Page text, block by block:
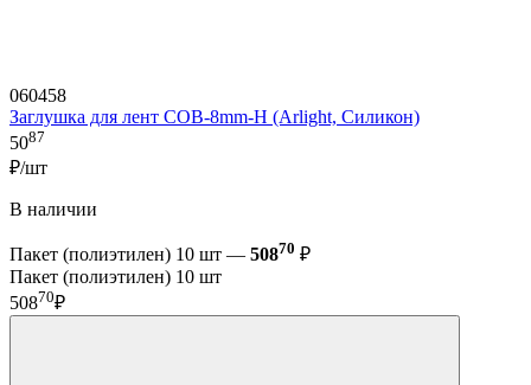
060458
Заглушка для лент COB-8mm-H (Arlight, Силикон)
5087
₽/шт
В наличии
Пакет (полиэтилен) 10 шт — 50870 ₽
Пакет (полиэтилен) 10 шт
50870₽